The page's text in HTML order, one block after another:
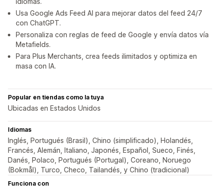
Usa Google Ads Feed AI para mejorar datos del feed 24/7
con ChatGPT.
Personaliza con reglas de feed de Google y envía datos vía
Metafields.
Para Plus Merchants, crea feeds ilimitados y optimiza en
masa con IA.
Popular en tiendas como la tuya
Ubicadas en Estados Unidos
Idiomas
Inglés, Portugués (Brasil), Chino (simplificado), Holandés,
Francés, Alemán, Italiano, Japonés, Español, Sueco, Finés,
Danés, Polaco, Portugués (Portugal), Coreano, Noruego
(Bokmål), Turco, Checo, Tailandés, y Chino (tradicional)
Funciona con